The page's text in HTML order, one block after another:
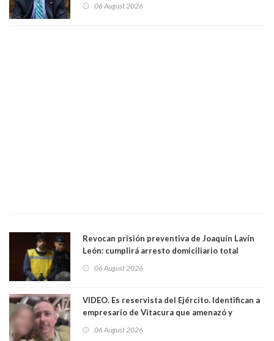
día que me muera”
06 August 2026
Revocan prisión preventiva de Joaquín Lavín
León: cumplirá arresto domiciliario total
06 August 2026
VIDEO. Es reservista del Ejército. Identifican a
empresario de Vitacura que amenazó y
al "ring raja". Se trata de Andrés Arrieta y la
06 August 2026